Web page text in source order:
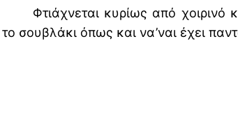
Φτιάχνεται κυρίως από
σουβλάκι όπως και να’ναι έχει